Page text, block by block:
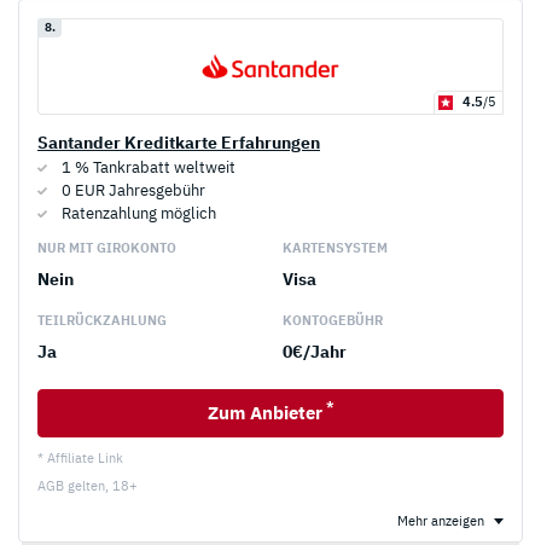
8.
4.5/5
Santander Kreditkarte Erfahrungen
1 % Tankrabatt weltweit
0 EUR Jahresgebühr
Ratenzahlung möglich
NUR MIT GIROKONTO
Nein
KARTENSYSTEM
Visa
TEILRÜCKZAHLUNG
Ja
KONTOGEBÜHR
0€/Jahr
Zum Anbieter *
* Affiliate Link
AGB gelten, 18+
Mehr anzeigen